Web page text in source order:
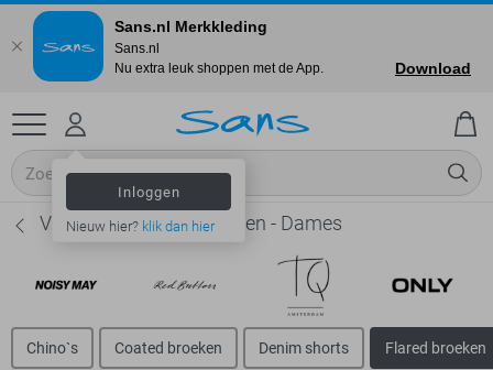
Inloggen
Nieuw hier? klik dan hier
Vero Moda Flared broeken - Dames
Chino`s Coated broeken Denim shorts Flared broeken
Sans.nl Merkkleding
Sans.nl
Nu extra leuk shoppen met de App.
Download